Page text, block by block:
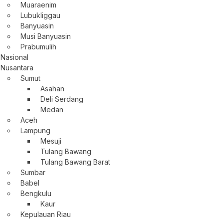
Muaraenim
Lubukliggau
Banyuasin
Musi Banyuasin
Prabumulih
Nasional
Nusantara
Sumut
Asahan
Deli Serdang
Medan
Aceh
Lampung
Mesuji
Tulang Bawang
Tulang Bawang Barat
Sumbar
Babel
Bengkulu
Kaur
Kepulauan Riau